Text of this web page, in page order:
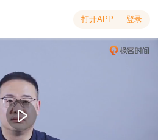
打开APP 登录